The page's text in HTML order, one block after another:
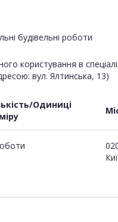
будівельні роботи
в
вул. Ялтинська, 13)
Одиниці